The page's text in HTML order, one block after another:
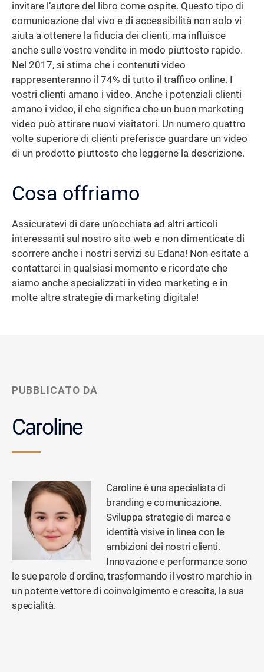
invitare l’autore del libro come ospite. Questo tipo di
comunicazione dal vivo e di accessibilità non solo vi
aiuta a ottenere la fiducia dei clienti, ma influisce
anche sulle vostre vendite in modo piuttosto rapido.
Nel 2017, si stima che i contenuti video
rappresenteranno il 74% di tutto il traffico online. I
vostri clienti amano i video. Anche i potenziali clienti
amano i video, il che significa che un buon marketing
video può attirare nuovi visitatori. Un numero quattro
volte superiore di clienti preferisce guardare un video
di un prodotto piuttosto che leggerne la descrizione.
Cosa offriamo
Assicuratevi di dare un’occhiata ad altri articoli
interessanti sul nostro sito web e non dimenticate di
scorrere anche i nostri servizi su Edana! Non esitate a
contattarci in qualsiasi momento e ricordate che
siamo anche specializzati in video marketing e in
molte altre strategie di marketing digitale!
PUBBLICATO DA
Caroline
Caroline è una specialista di
branding e comunicazione.
Sviluppa strategie di marca e
identità visive in linea con le
ambizioni dei nostri clienti.
Innovazione e performance sono
le sue parole d'ordine, trasformando il vostro marchio in
un potente vettore di coinvolgimento e crescita, la sua
specialità.